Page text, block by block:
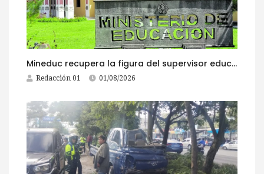
Mineduc recupera la figura del supervisor educativo con 968 plazas
Redacción 01 01/08/2026